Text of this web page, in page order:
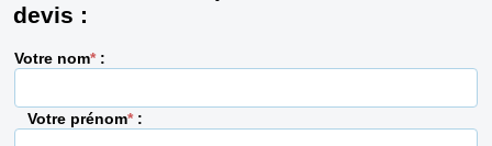
devis :
Votre nom*:
Votre prénom*: